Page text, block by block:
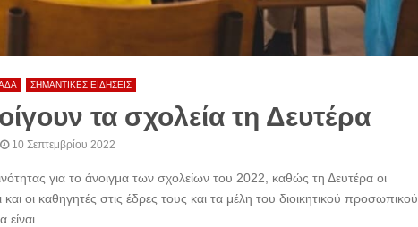
ΣΗΜΑΝΤΙΚΕΣ ΕΙΔΗΣΕΙΣ
τα σχολεία τη Δευτέρα
10 Σεπτεμβρίου 2022
για το άνοιγμα των σχολείων του 2022, καθώς τη Δευτέρα οι
οι καθηγητές στις έδρες τους και τα μέλη του διοικητικού προσωπικού